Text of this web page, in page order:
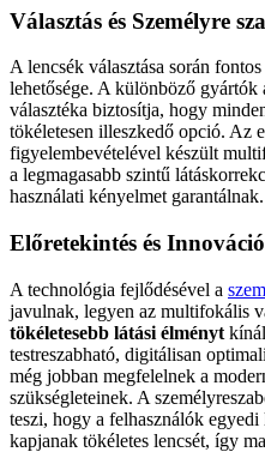
Választás és Személyre
A lencsék választása során
lehetősége. A különböző
választéka biztosítja, hogy
tökéletesen illeszkedő opció. Az
figyelembevételével készült
a legmagasabb szintű
használati kényelmet garantálnak.
Előretekintés és Innováció
A technológia fejlődésével a
javulnak, legyen az multifokális
tökéletesebb látási élményt
testreszabható, digitálisan
még jobban megfelelnek a
szükségleteinek. A
teszi, hogy a felhasználók
kapjanak tökéletes lencsét, így